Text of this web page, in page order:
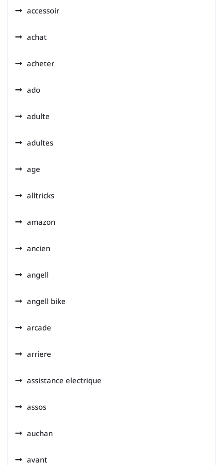
accessoir
achat
acheter
ado
adulte
adultes
age
alltricks
amazon
ancien
angell
angell bike
arcade
arriere
assistance electrique
assos
auchan
avant